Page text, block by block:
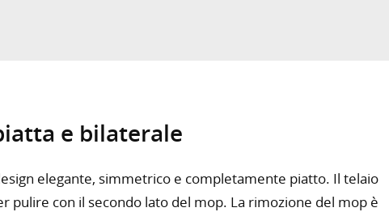
e bilaterale
elegante, simmetrico e completamente piatto. Il telaio
pulire con il secondo lato del mop. La rimozione del mop è